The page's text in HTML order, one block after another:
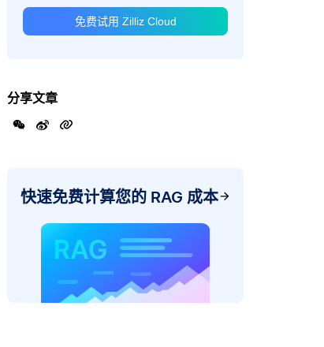
免费试用 Zilliz Cloud
分享文章
快速免费计算您的 RAG 成本